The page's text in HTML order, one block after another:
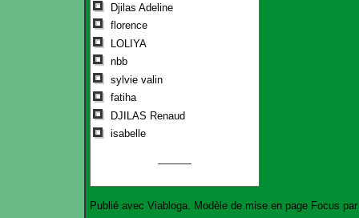
Djilas Adeline
florence
LOLIYA
nbb
sylvie valin
fatiha
DJILAS Renaud
isabelle
Publié avec Viabloga . Modèle de mise en page Focus